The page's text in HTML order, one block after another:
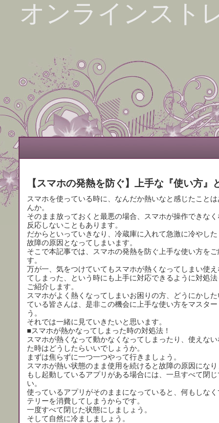
オンラインスト
【スマホの発熱を防ぐ】上手な『使い方』
スマホを使っている時に、なんだか熱いなと感じたこと
んか。
そのまま放っておくと最悪の場合、スマホが操作できな
反応しないこともあります。
だからといっていきなり、冷蔵庫に入れて急激に冷やし
故障の原因となってしまいます。
そこで本記事では、スマホの発熱を防ぐ上手な使い方を
す。
万が一、気をつけていてもスマホが熱くなってしまい使
てしまった、という時にも上手に対応できるように対処
ご紹介します。
スマホがよく熱くなってしまいお困りの方、どうにかし
ている皆さんは、是非この機会に上手な使い方をマスタ
う。
それでは一緒に見ていきたいと思います。
■スマホが熱かなってしまった時の対処法！
スマホが熱くなって動かなくなってしまったり、使えな
た時はどうしたらいいでしょうか。
まずは焦らずに一つ一つやって行きましょう。
スマホが熱い状態のまま使用を続けると故障の原因にな
もし起動しているアプリがある場合には、一旦すべて閉
い。
使っているアプリがそのままになっていると、何もしな
テリーを消費してしまうからです。
一度すべて閉じた状態にしましょう。
そして自然に冷ましましょう。